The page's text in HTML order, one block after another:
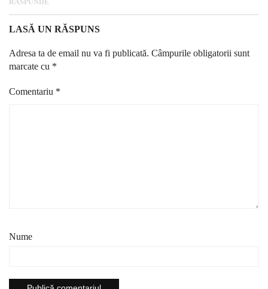
LASĂ UN RĂSPUNS
Adresa ta de email nu va fi publicată. Câmpurile obligatorii sunt
marcate cu *
Comentariu *
Nume